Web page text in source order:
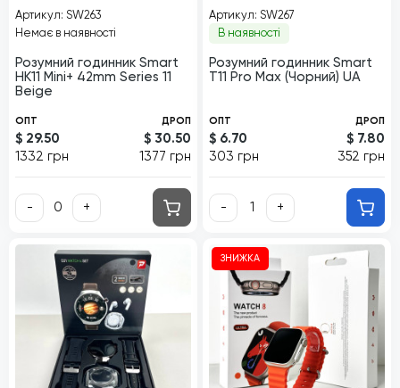
Артикул: SW263
Немає в наявності
Розумний годинник Smart
HK11 Mini+ 42mm Series 11
Beige
ОПТ
$ 29.50
1332 грн
ДРОП
$ 30.50
1377 грн
- +
Артикул: SW267
В наявності
Розумний годинник Smart
T11 Pro Max (Чорний) UA
ОПТ
$ 6.70
303 грн
ДРОП
$ 7.80
352 грн
- +
ЗНИЖКА